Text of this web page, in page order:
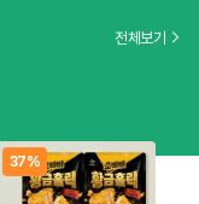
전체보기
37%